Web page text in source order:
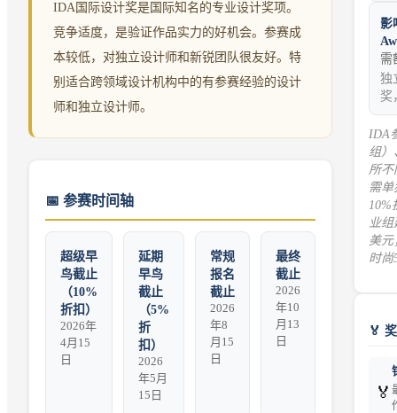
IDA国际设计奖是国际知名的专业设计奖项。
竞争适度，是验证作品实力的好机会。参赛成
本较低，对独立设计师和新锐团队很友好。特
别适合跨领域设计机构中的有参赛经验的设计
师和独立设计师。
📅 参赛时间轴
超级早
鸟截止
（10%
折扣）
2026年
4月15
日
延期
早鸟
截止
（5%
折
扣）
2026
年5月
15日
常规
报名
截止
2026
年8
月15
日
最终
截止
2026
年10
月13
日
影
需
独
奖
IDA
组）
所不
需单
10%
业
美
时尚
🏅
🏅